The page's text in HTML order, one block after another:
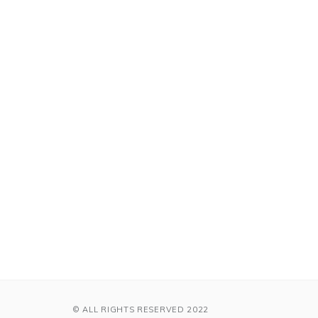
© ALL RIGHTS RESERVED 2022